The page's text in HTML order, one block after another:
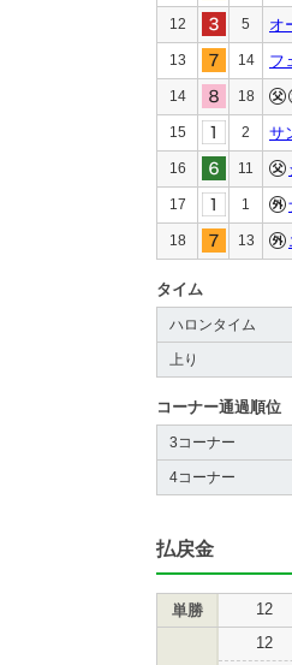
12 5 オ
13 14 フ
14 18
15 2 サ
16 11
17 1
18 13
タイム
ハロンタイム
上り
コーナー通過順位
3コーナー
4コーナー
払戻金
単勝 12
12